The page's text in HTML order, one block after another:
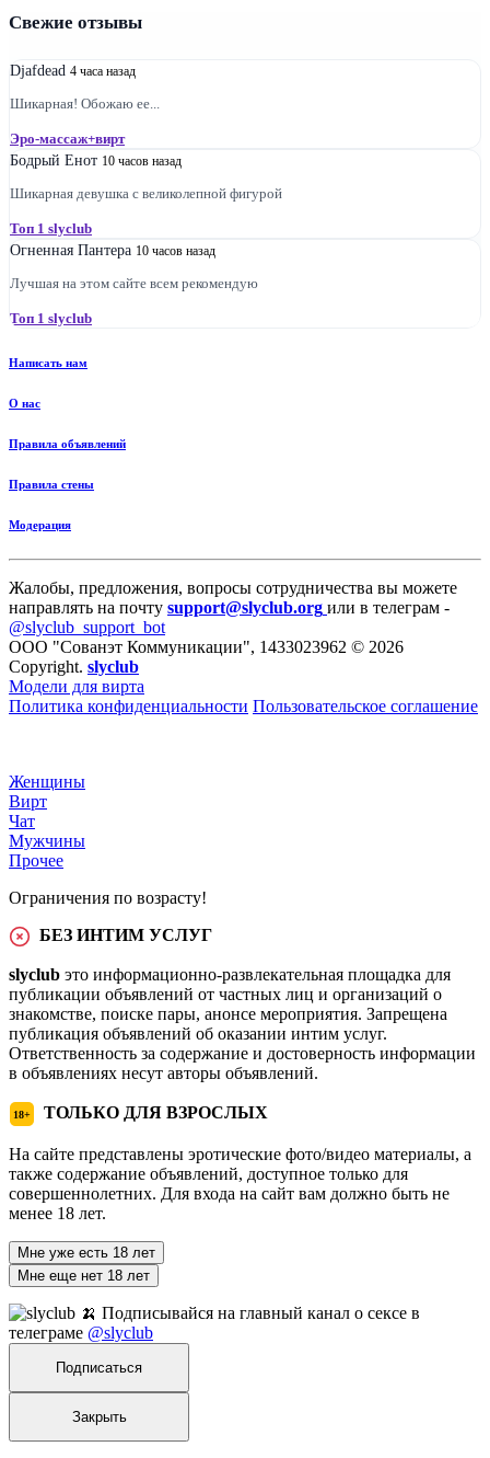
Свежие отзывы
Djafdead 4 часа назад
Шикарная! Обожаю ее...
Эро-массаж+вирт
Бодрый Енот 10 часов назад
Шикарная девушка с великолепной фигурой
Топ 1 slyclub
Огненная Пантера 10 часов назад
Лучшая на этом сайте всем рекомендую
Топ 1 slyclub
Написать нам
О нас
Правила объявлений
Правила стены
Модерация
Жалобы, предложения, вопросы сотрудничества вы можете
направлять на почту support@slyclub.org или в телеграм -
@slyclub_support_bot
ООО "Сованэт Коммуникации", 1433023962 © 2026
Copyright. slyclub
Модели для вирта
Политика конфиденциальности Пользовательское соглашение
Женщины
Вирт
Чат
Мужчины
Прочее
Ограничения по возрасту!
БЕЗ ИНТИМ УСЛУГ
slyclub это информационно-развлекательная площадка для
публикации объявлений от частных лиц и организаций о
знакомстве, поиске пары, анонсе мероприятия. Запрещена
публикация объявлений об оказании интим услуг.
Ответственность за содержание и достоверность информации
в объявлениях несут авторы объявлений.
18+ ТОЛЬКО ДЛЯ ВЗРОСЛЫХ
На сайте представлены эротические фото/видео материалы, а
также содержание объявлений, доступное только для
совершеннолетних. Для входа на сайт вам должно быть не
менее 18 лет.
Мне уже есть 18 лет
Мне еще нет 18 лет
🍌 Подписывайся на главный канал о сексе в
телеграме @slyclub
Подписаться
Закрыть